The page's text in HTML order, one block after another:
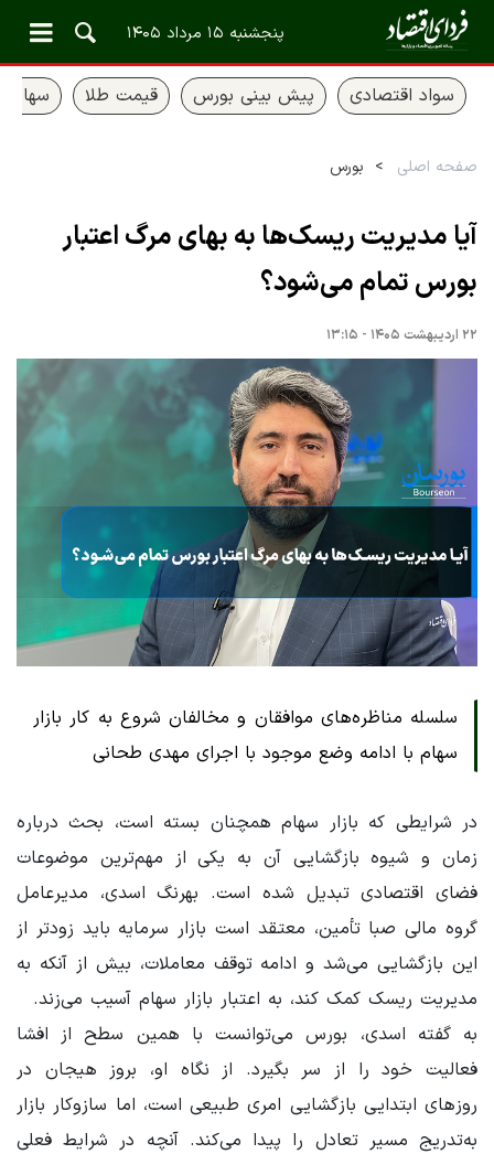
پنجشنبه ۱۵ مرداد ۱۴۰۵
سواد اقتصادی پیش بینی بورس قیمت طلا سهام
صفحه اصلی بورس
آیا مدیریت ریسک‌ها به بهای مرگ اعتبار
بورس تمام می‌شود؟
۲۲ اردیبهشت ۱۴۰۵ - ۱۳:۱۵
سلسله مناظره‌های موافقان و مخالفان شروع به کار بازار
سهام با ادامه وضع موجود با اجرای مهدی طحانی
در شرایطی که بازار سهام همچنان بسته است، بحث درباره
زمان و شیوه بازگشایی آن به یکی از مهم‌ترین موضوعات
فضای اقتصادی تبدیل شده است. بهرنگ اسدی، مدیرعامل
گروه مالی صبا تأمین، معتقد است بازار سرمایه باید زودتر از
این بازگشایی می‌شد و ادامه توقف معاملات، بیش از آنکه به
مدیریت ریسک کمک کند، به اعتبار بازار سهام آسیب می‌زند.
به گفته اسدی، بورس می‌توانست با همین سطح از افشا
فعالیت خود را از سر بگیرد. از نگاه او، بروز هیجان در
روزهای ابتدایی بازگشایی امری طبیعی است، اما سازوکار بازار
به‌تدریج مسیر تعادل را پیدا می‌کند. آنچه در شرایط فعلی